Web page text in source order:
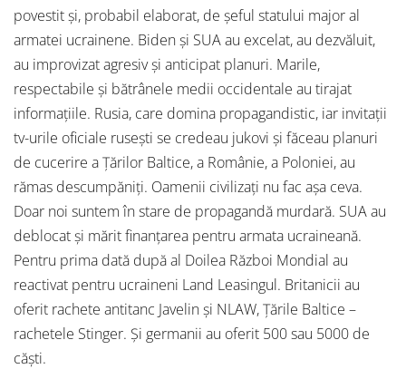
povestit și, probabil elaborat, de șeful statului major al
armatei ucrainene. Biden și SUA au excelat, au dezvăluit,
au improvizat agresiv și anticipat planuri. Marile,
respectabile și bătrânele medii occidentale au tirajat
informațiile. Rusia, care domina propagandistic, iar invitații
tv-urile oficiale rusești se credeau jukovi și făceau planuri
de cucerire a Țărilor Baltice, a Românie, a Poloniei, au
rămas descumpăniți. Oamenii civilizați nu fac așa ceva.
Doar noi suntem în stare de propagandă murdară. SUA au
deblocat și mărit finanțarea pentru armata ucraineană.
Pentru prima dată după al Doilea Război Mondial au
reactivat pentru ucraineni Land Leasingul. Britanicii au
oferit rachete antitanc Javelin și NLAW, Țările Baltice –
rachetele Stinger. Și germanii au oferit 500 sau 5000 de
căști.